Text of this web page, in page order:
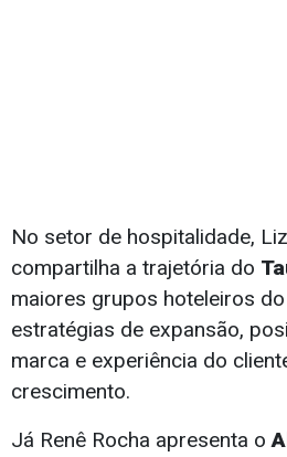
No setor de hospitalidade,
compartilha a trajetória do
maiores grupos hoteleiros
estratégias de expansão,
marca e experiência do
crescimento.
Já Renê Rocha apresenta o